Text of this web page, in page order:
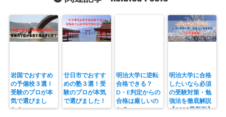
岩国でおすすめ
の予備校３選！
受験のプロが本
気で選びまし
た！
廿日市でおすす
めの塾３選！受
験のプロが本気
で選びました！
明治大学に逆転
合格できる？
D・E判定からの
合格は厳しいの
か？
明治大学に合格
したいなら必須
の受験対策・勉
強法を徹底解説
【2025最新版】